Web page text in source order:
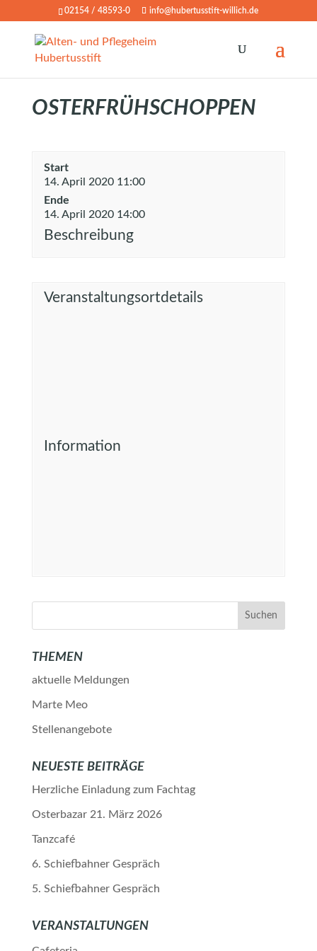
02154 / 48593-0 info@hubertusstift-willich.de
OSTERFRÜHSCHOPPEN
Start
14. April 2020 11:00
Ende
14. April 2020 14:00
Beschreibung
Veranstaltungsortdetails
Information
THEMEN
aktuelle Meldungen
Marte Meo
Stellenangebote
NEUESTE BEITRÄGE
Herzliche Einladung zum Fachtag
Osterbazar 21. März 2026
Tanzcafé
6. Schiefbahner Gespräch
5. Schiefbahner Gespräch
VERANSTALTUNGEN